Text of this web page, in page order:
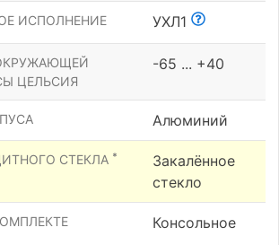
ИСПОЛНЕНИЕ УХЛ1
ЦЕЛЬСИЯ
-65 ... +40
Алюминий
СТЕКЛА *
Закалённое
стекло
Консольное